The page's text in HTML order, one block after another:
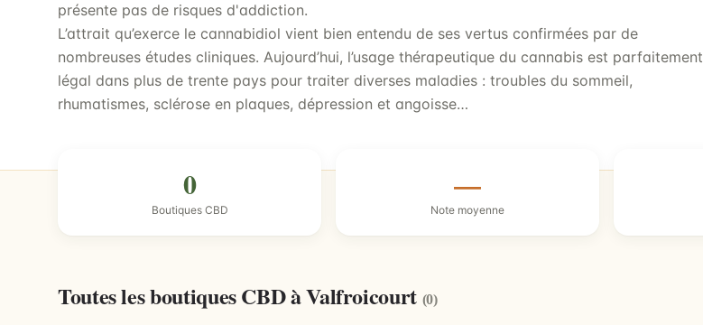
présente pas de risques d'addiction.
L’attrait qu’exerce le cannabidiol vient bien entendu de ses vertus confirmées par de
nombreuses études cliniques. Aujourd’hui, l’usage thérapeutique du cannabis est parfaitement
légal dans plus de trente pays pour traiter diverses maladies : troubles du sommeil,
rhumatismes, sclérose en plaques, dépression et angoisse…
0
Boutiques CBD
—
Note moyenne
Toutes les boutiques CBD à Valfroicourt (0)